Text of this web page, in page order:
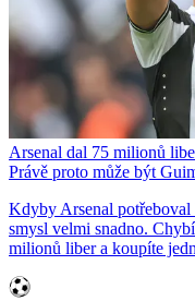
Arsenal dal 75 milionů
Právě proto může být
Kdyby Arsenal potřeboval
smysl velmi snadno.
milionů liber a koupíte